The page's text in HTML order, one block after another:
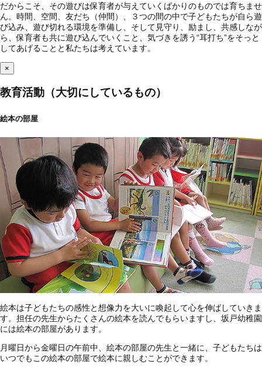
だからこそ、その遊びは保育者が与えていくばかりのものでは育ちませ
ん。時間、空間、友だち（仲間）、３つの間の中で子どもたちが自ら遊
び込み、遊び切れる環境を準備し、そして見守り、励まし、共感しなが
ら、保育者も共に遊び込んでいくこと、気づきを誘う“耳打ち”をそっと
してあげることと私たちは考えています。
×
教育活動（大切にしているもの）
絵本の部屋
絵本は子どもたちの感性と想像力を大いに喚起して心を伸ばしていきま
す。担任の先生からたくさんの絵本を読んでもらいますし、坂戸幼稚園
には絵本の部屋があります。
月曜日から金曜日の午前中、絵本の部屋の先生と一緒に、子どもたちは
いつでもこの絵本の部屋で絵本に親しむことができます。